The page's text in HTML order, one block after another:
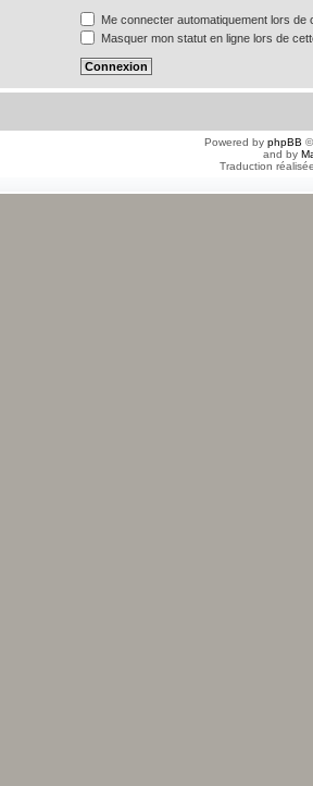
Me connecter automatiquement lors de
Masquer mon statut en ligne lors de
Powered by phpBB
and by
Traduction